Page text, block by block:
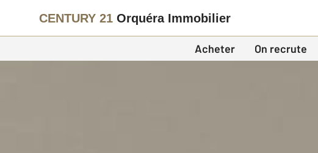
CENTURY 21 Orquéra Immobilier
Acheter On recrute